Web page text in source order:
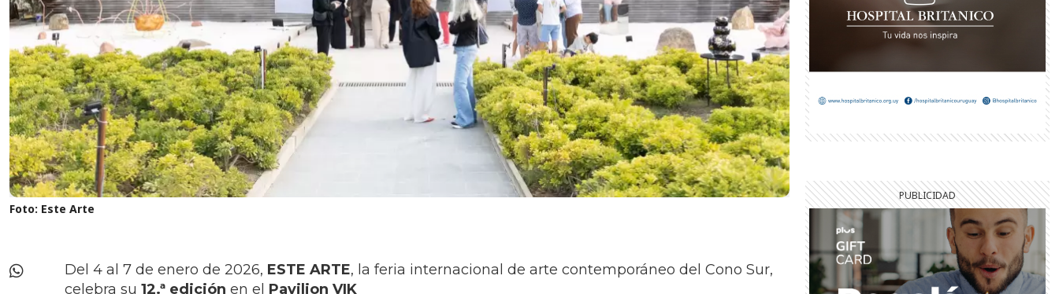
Foto: Este Arte
Del 4 al 7 de enero de 2026, ESTE ARTE, la feria internacional de arte contemporáneo del Cono Sur,
celebra su 12.ª edición en el Pavilion VIK